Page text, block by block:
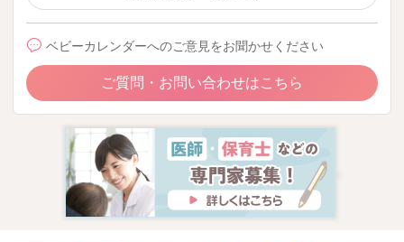
ベビーカレンダーへのご意見をお聞かせください
ご質問・お問い合わせはこちら